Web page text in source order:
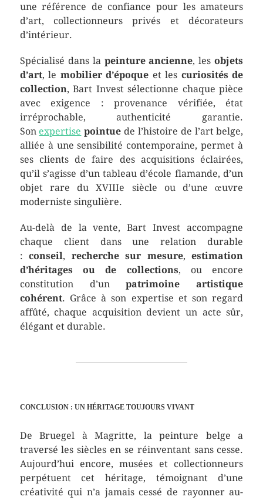
une référence de confiance pour les amateurs
d’art, collectionneurs privés et décorateurs
d’intérieur.
Spécialisé dans la peinture ancienne, lesobjets
d’art, le mobilier d’époque et les curiosités de
collection, Bart Invest sélectionne chaque pièce
avec exigence : provenance vérifiée, état
irréprochable, authenticité garantie.
Son expertise pointue de l’histoire de l’art belge,
alliée à une sensibilité contemporaine, permet à
ses clients de faire des acquisitions éclairées,
qu’il s’agisse d’un tableau d’école flamande, d’un
objet rare du XVIIIe siècle ou d’une œuvre
moderniste singulière.
Au-delà de la vente, Bart Invest accompagne
chaque client dans une relation durable
:conseil, recherche sur mesure,estimation
d’héritages ou de collections, ou encore
constitution d’unpatrimoine artistique
cohérent. Grâce à son expertise et son regard
affûté, chaque acquisition devient un acte sûr,
élégant et durable.
CONCLUSION : UN HÉRITAGE TOUJOURS VIVANT
De Bruegel à Magritte, la peinture belge a
traversé les siècles en se réinventant sans cesse.
Aujourd’hui encore, musées et collectionneurs
perpétuent cet héritage, témoignant d’une
créativité qui n’a jamais cessé de rayonner au-